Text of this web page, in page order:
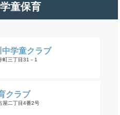
童保育
学童クラブ
町三丁目31－1
クラブ
屋二丁目4番2号